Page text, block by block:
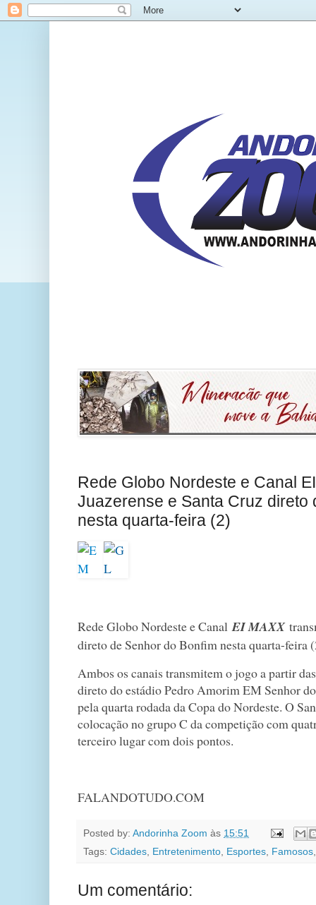
Rede Globo Nordeste e Canal
Juazerense e Santa Cruz direto
nesta quarta-feira (2)
Rede Globo Nordeste e Canal EI MAXX
direto de Senhor do Bonfim nesta quarta-feira
Ambos os canais transmitem o jogo a partir
direto do estádio Pedro Amorim EM Senhor
pela quarta rodada da Copa do Nordeste. O
colocação no grupo C da competição com
terceiro lugar com dois pontos.
FALANDOTUDO.COM
Posted by: Andorinha Zoom às 15:51
Tags: Cidades, Entretenimento, Esportes, Famosos
Um comentário: